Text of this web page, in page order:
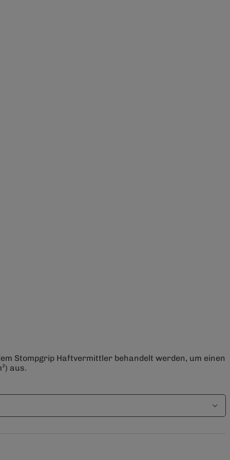
Stompgrip Haftvermittler behandelt werden, um einen
aus.